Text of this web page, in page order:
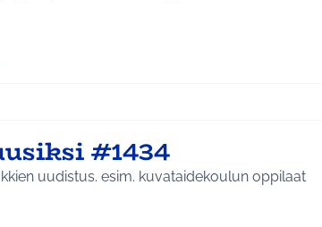
Kulttuuri ja tapahtumat
#1434
uudistus. esim. kuvataidekoulun oppilaat